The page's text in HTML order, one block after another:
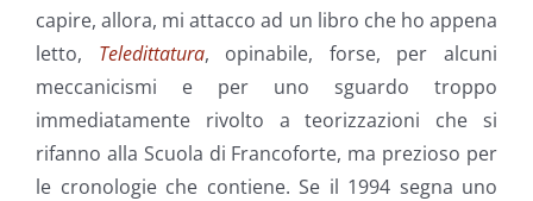
capire, allora, mi attacco ad un libro che ho appena
letto, Teledittatura, opinabile, forse, per alcuni
meccanicismi e per uno sguardo troppo
immediatamente rivolto a teorizzazioni che si
rifanno alla Scuola di Francoforte, ma prezioso per
le cronologie che contiene. Se il 1994 segna uno